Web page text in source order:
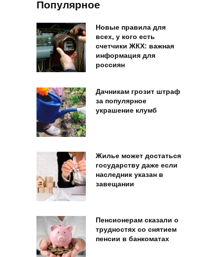
Популярное
Новые правила для
всех, у кого есть
счетчики ЖКХ: важная
информация для
россиян
Дачникам грозит штраф
за популярное
украшение клумб
Жилье может достаться
государству даже если
наследник указан в
завещании
Пенсионерам сказали о
трудностях со снятием
пенсии в банкоматах